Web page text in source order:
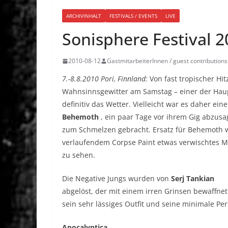
ARCHIVINHALT FESTIVALS / EVENTS LIVE
Sonisphere Festival
2010-08-12 GastmitarbeiterInnen / guest contributions
7.-8.8.2010 Pori, Finnland: Von fast tropischer
Wahnsinnsgewitter am Samstag – einer der
definitiv das Wetter. Vielleicht war es daher
Behemoth , ein paar Tage vor ihrem Gig
zum Schmelzen gebracht. Ersatz für Behemoth
verlaufendem Corpse Paint etwas verwischtes
zu sehen.
Die Negative Jungs wurden von Serj Tankian
abgelöst, der mit einem irren Grinsen
sein sehr lässiges Outfit und seine minimale